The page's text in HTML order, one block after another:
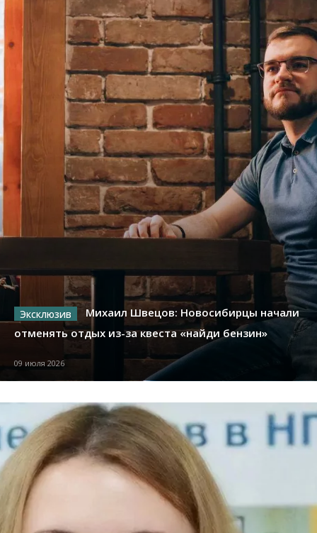
Михаил Швецов: Новосибирцы начали
отменять отдых из-за квеста «найди бензин»
09 июля 2026